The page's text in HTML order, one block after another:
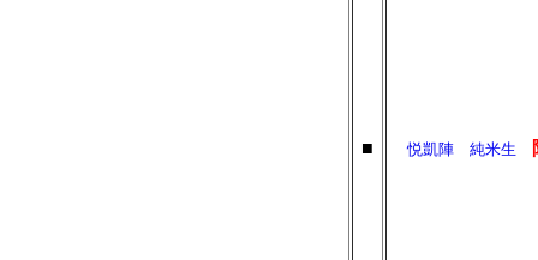
■ 悦凱陣 純米生